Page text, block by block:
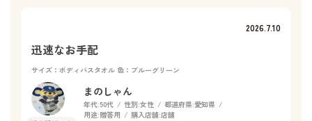
2026.7.10
迅速なお手配
サイズ：ボディバスタオル 色：ブルーグリーン
まのしゃん
年代:50代 性別:女性 都道府県:愛知県
用途:贈答用 購入店舗:店舗